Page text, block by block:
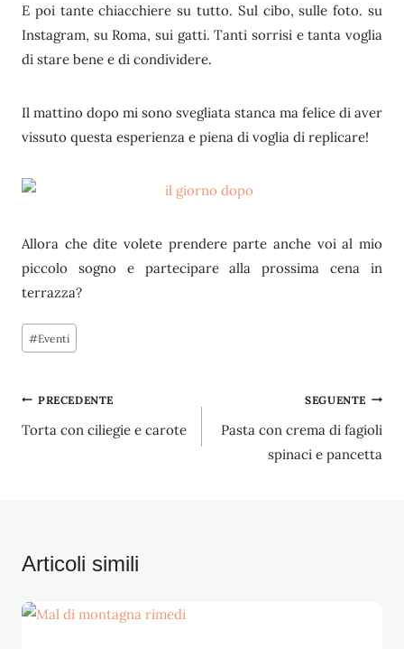
E poi tante chiacchiere su tutto. Sul cibo, sulle foto. su
Instagram, su Roma, sui gatti. Tanti sorrisi e tanta voglia
di stare bene e di condividere.
Il mattino dopo mi sono svegliata stanca ma felice di aver
vissuto questa esperienza e piena di voglia di replicare!
Allora che dite volete prendere parte anche voi al mio
piccolo sogno e partecipare alla prossima cena in
terrazza?
Tag
articolo:
#Eventi
Navigazione
articoli
PRECEDENTE
Torta con ciliegie e carote
SEGUENTE
Pasta con crema di fagioli
spinaci e pancetta
Articoli simili